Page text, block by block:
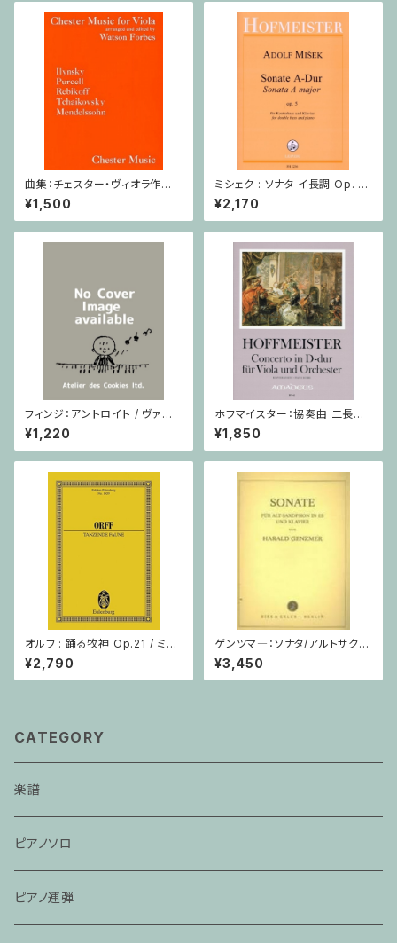
曲集：チェスター・ヴィオラ作品
集 / ヴィオラ・ピアノ
¥1,500
ミシェク : ソナタ イ長調 Op. 5
/ コントラバスとピアノ
¥2,170
フィンジ：アントロイト / ヴァイ
オリン・ピアノ
¥1,220
ホフマイスター：協奏曲 二長調
/ ヴィオラ・ピアノ
¥1,850
オルフ : 踊る牧神 Op.21 / ミニ
チュアスコア
¥2,790
ゲンツマ―：ソナタ/アルトサクソ
フォーン・ピアノ
¥3,450
CATEGORY
楽譜
ピアノソロ
ピアノ連弾